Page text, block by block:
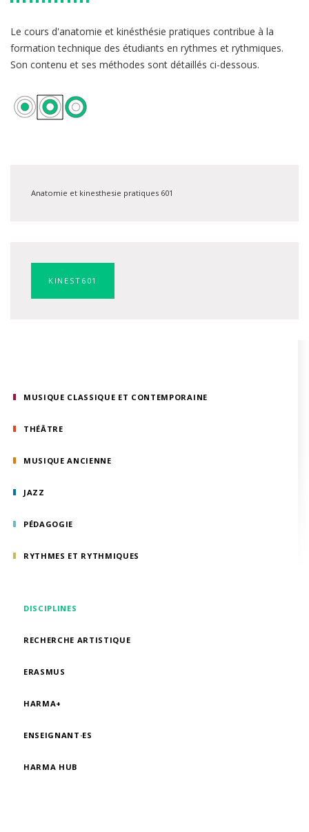
MUSIQUE CLASSIQUE ET CONTEMPORAINE
THÉÂTRE
MUSIQUE ANCIENNE
JAZZ
PÉDAGOGIE
RYTHMES ET RYTHMIQUES
DISCIPLINES
RECHERCHE ARTISTIQUE
ERASMUS
HARMA+
ENSEIGNANT·ES
HARMA HUB
Le cours d'anatomie et kinésthésie pratiques contribue à la
formation technique des étudiants en rythmes et rythmiques.
Son contenu et ses méthodes sont détaillés ci-dessous.
Anatomie et kinesthesie pratiques 601
KINEST601